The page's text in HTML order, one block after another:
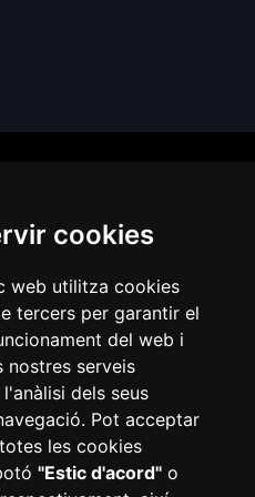
cookies
web utilitza cookies
tercers per garantir el
del web i
nostres serveis
dels seus
Pot acceptar
les cookies
"Estic d'acord"o
xarxes socials